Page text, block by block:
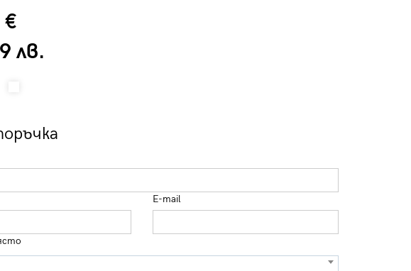
лв.
E-mail